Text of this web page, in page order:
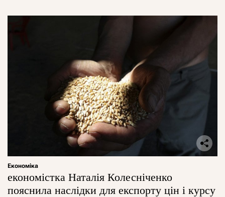
Економіка
економістка Наталія Колесніченко
пояснила наслідки для експорту цін і курсу